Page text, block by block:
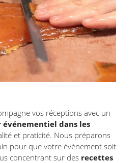
vos réceptions avec un
dans les
et praticité. Nous préparons
pour que votre événement soit
concentrant sur des recettes